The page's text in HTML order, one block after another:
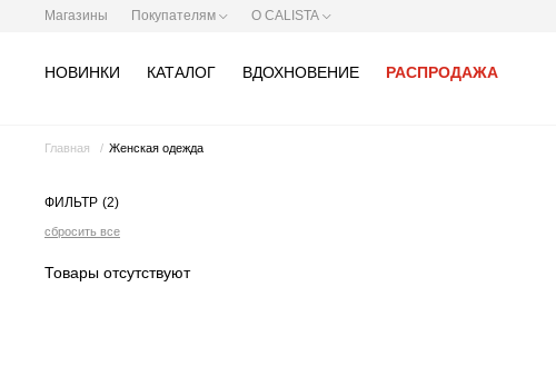
Магазины Покупателям О CALISTA
НОВИНКИ КАТАЛОГ ВДОХНОВЕНИЕ РАСПРОДАЖА
Главная Женская одежда
ФИЛЬТР (2)
сбросить все
Товары отсутствуют